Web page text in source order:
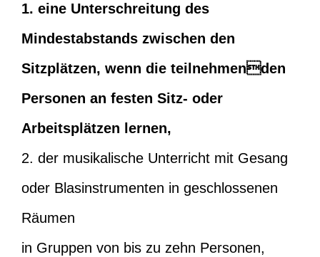
1. eine Unterschreitung des
Mindestabstands zwischen den
Sitzplätzen, wenn die teilnehmenden
Personen an festen Sitz- oder
Arbeitsplätzen lernen,
2. der musikalische Unterricht mit Gesang
oder Blasinstrumenten in geschlossenen
Räumen
in Gruppen von bis zu zehn Personen,